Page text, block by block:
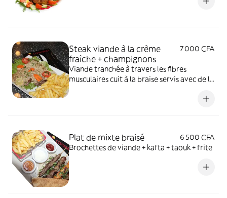
Steak viande à la crème
fraîche + champignons
7 000 CFA
Viande tranchée à travers les fibres
musculaires cuit à la braise servis avec de la
Plat de mixte braisé
6 500 CFA
Brochettes de viande + kafta + taouk + frite